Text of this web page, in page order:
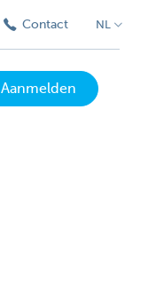
Contact NL
Aanmelden